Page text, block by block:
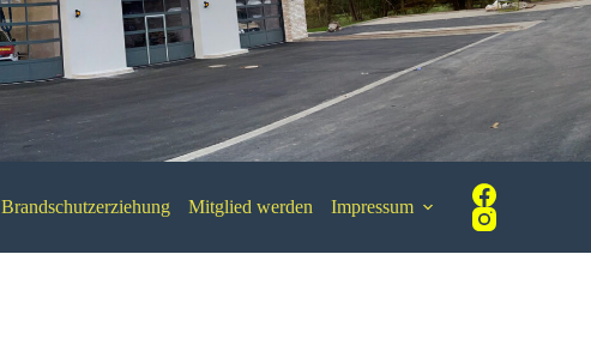
Brandschutzerziehung Mitglied werden Impressum